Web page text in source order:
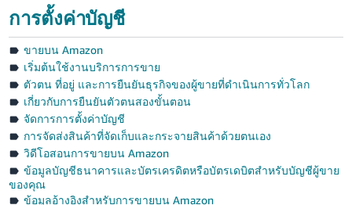
CN
한
국
어
-
KR
Français
- FR
การตั้งค่าบัญชี
ขายบน Amazon
เริ่มต้นใช้งานบริการการขาย
ตัวตน ที่อยู่ และการยืนยันธุรกิจของผู้ขายที่ดำเนินการทั่วโลก
เกี่ยวกับการยืนยันตัวตนสองขั้นตอน
จัดการการตั้งค่าบัญชี
การจัดส่งสินค้าที่จัดเก็บและกระจายสินค้าด้วยตนเอง
วิดีโอสอนการขายบน Amazon
ข้อมูลบัญชีธนาคารและบัตรเครดิตหรือบัตรเดบิตสำหรับบัญชีผู้ขาย
ของคุณ
ข้อมูลอ้างอิงสำหรับการขายบน Amazon